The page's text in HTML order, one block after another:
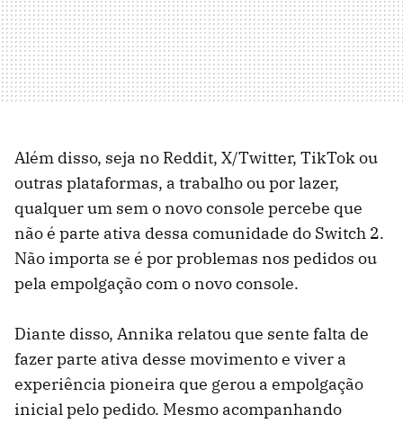
Além disso, seja no Reddit, X/Twitter, TikTok ou
outras plataformas, a trabalho ou por lazer,
qualquer um sem o novo console percebe que
não é parte ativa dessa comunidade do Switch 2.
Não importa se é por problemas nos pedidos ou
pela empolgação com o novo console.
Diante disso, Annika relatou que sente falta de
fazer parte ativa desse movimento e viver a
experiência pioneira que gerou a empolgação
inicial pelo pedido. Mesmo acompanhando